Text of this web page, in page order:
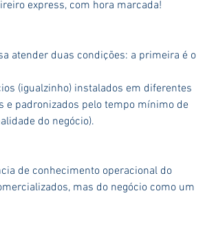
express, com hora marcada!
atender duas condições: a primeira é o
(igualzinho) instalados em diferentes
e padronizados pelo tempo mínimo de
do negócio).
de conhecimento operacional do
mas do negócio como um